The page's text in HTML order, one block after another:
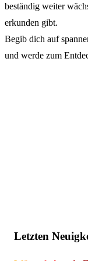
beständig weiter
erkunden gibt.
Begib dich auf
und werde zum
Letzten